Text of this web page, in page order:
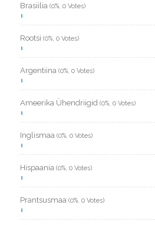
Brasiilia (0%, 0 Votes)
Rootsi (0%, 0 Votes)
Argentiina (0%, 0 Votes)
Ameerika Ühendriigid (0%, 0 Votes)
Inglismaa (0%, 0 Votes)
Hispaania (0%, 0 Votes)
Prantsusmaa (0%, 0 Votes)